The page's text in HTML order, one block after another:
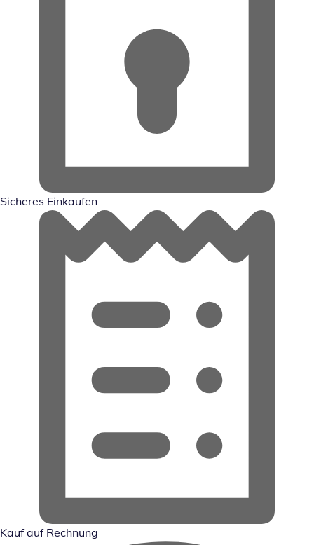
Sicheres Einkaufen
Kauf auf Rechnung